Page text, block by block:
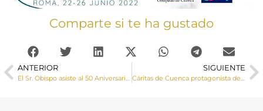
Comparte si te ha gustado
ANTERIOR
El Sr. Obispo asiste al 50 Aniversario del Campamento Pío XI de Católicos en Acción
SIGUIENTE
Cáritas de Cuenca protagonista del programa Pueblo de Dios de TVE2 este domingo